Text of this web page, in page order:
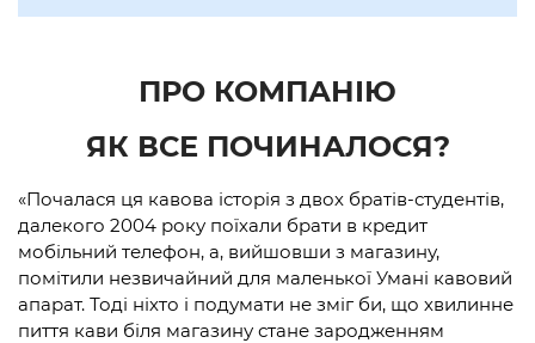
ПРО КОМПАНІЮ
ЯК ВСЕ ПОЧИНАЛОСЯ?
«Почалася ця кавова історія з двох братів-студентів,
далекого 2004 року поїхали брати в кредит
мобільний телефон, а, вийшовши з магазину,
помітили незвичайний для маленької Умані кавовий
апарат. Тоді ніхто і подумати не зміг би, що хвилинне
пиття кави біля магазину стане зародженням